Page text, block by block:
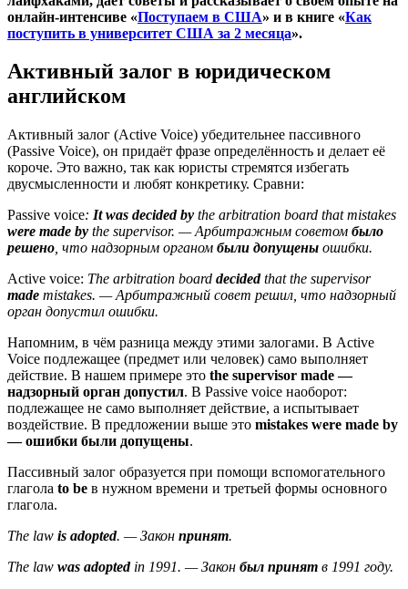
онлайн-интенсиве «Поступаем в США» и в книге «Как
поступить в университет США за 2 месяца».
Активный залог в юридическом
английском
Активный залог (Active Voice) убедительнее пассивного
(Passive Voice), он придаёт фразе определённость и делает её
короче. Это важно, так как юристы стремятся избегать
двусмысленности и любят конкретику. Сравни:
Passive voice: It was decided by the arbitration board that mistakes
were made by the supervisor. — Арбитражным советом было
решено , что надзорным органом были допущены ошибки.
Active voice: The arbitration board decidedthat the supervisor
made mistakes. — Арбитражный совет решил, что надзорный
орган допустил ошибки.
Напомним, в чём разница между этими залогами. В Active
Voice подлежащее (предмет или человек) само выполняет
действие. В нашем примере это the supervisor made —
надзорный орган допустил. В Passive voice наоборот:
подлежащее не само выполняет действие, а испытывает
воздействие. В предложении выше это mistakes were made by
— ошибки были допущены.
Пассивный залог образуется при помощи вспомогательного
глагола to be в нужном времени и третьей формы основного
глагола.
The law is adopted. — Закон принят.
The law was adoptedin 1991. — Закон был принят в 1991 году.